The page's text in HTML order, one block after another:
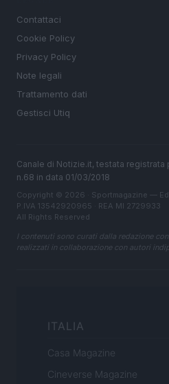
Contattaci
Cookie Policy
Privacy Policy
Note legali
Trattamento dati
Gestisci Utiq
Canale di Notizie.it, testata registrata
n.68 in data 01/03/2018
Copyright © 2026 · Sportmagazine —
P.IVA 13542920965 · REA MI 2729933
All Rights Reserved
I contenuti sono curati dalla redazione
realizzati in collaborazione con autori
ITALIA
Casa Magazine
Cineverse Magazine